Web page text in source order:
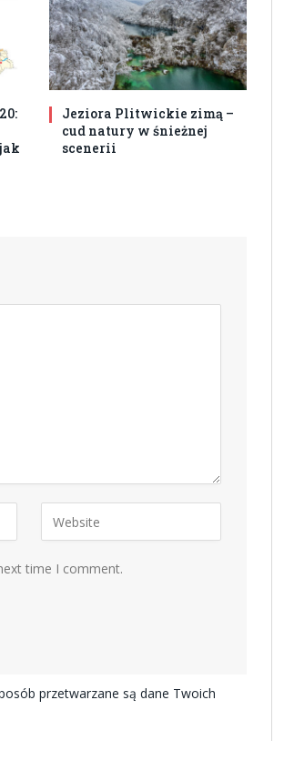
Jeziora Plitwickie zimą –
cud natury w śnieżnej
scenerii
time I comment.
przetwarzane są dane Twoich